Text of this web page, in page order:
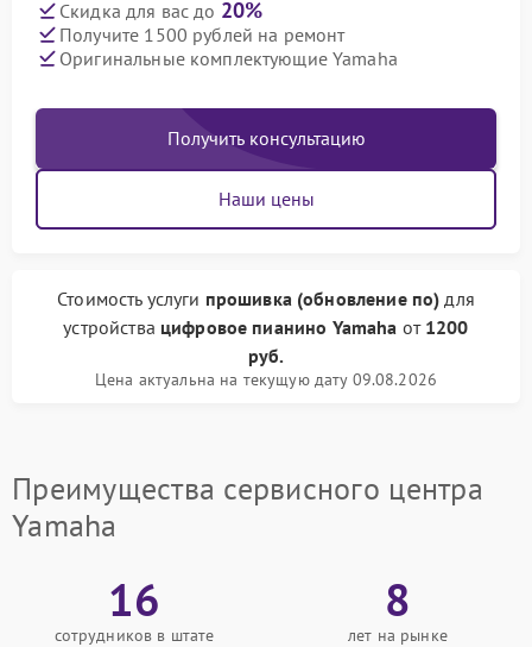
Скидка для вас до 20%
Получите 1500 рублей на ремонт
Оригинальные комплектующие Yamaha
Получить консультацию
Наши цены
Стоимость услуги прошивка (обновление по) для
устройства цифровое пианино Yamaha от 1200
руб.
Цена актуальна на текущую дату 09.08.2026
Преимущества сервисного центра
Yamaha
16
сотрудников в штате
8
лет на рынке